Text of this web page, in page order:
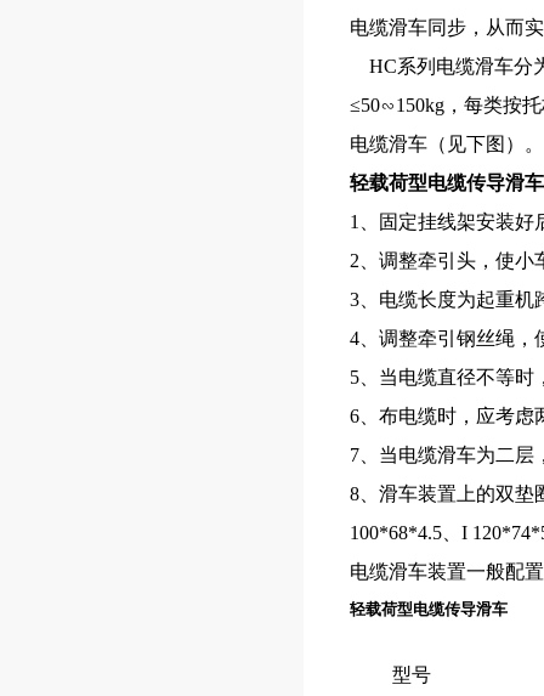
电缆滑车同步，从而
HC系列电缆滑车分
≤50∽150kg，每类按
电缆滑车（见下图）。
轻载荷型电缆传导滑车
1、固定挂线架安装好
2、调整牵引头，使小
3、电缆长度为起重机
4、调整牵引钢丝绳，
5、当电缆直径不等时
6、布电缆时，应考虑
7、当电缆滑车为二层
8、滑车装置上的双垫
100*68*4.5、I
电缆滑车装置一般配
轻载荷型电缆传导滑车
型号